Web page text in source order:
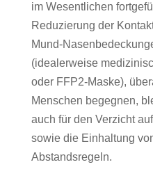
im Wesentlichen
Reduzierung der
Mund-
(idealerweise
oder FFP2-Maske),
Menschen begegnen,
auch für den Verzicht
sowie die Einhaltung
Abstandsregeln.